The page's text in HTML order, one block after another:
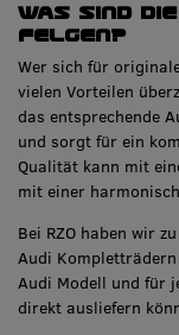
Was sind
Felgen?
Wer sich für
vielen Vorteilen
das entsprechende
und sorgt für ein
Qualität kann mit
mit einer
Bei RZO haben wir
Audi
Audi Modell und für
direkt ausliefern